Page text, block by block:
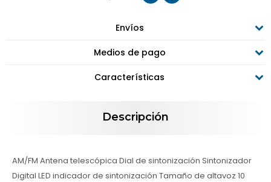
Envíos
Medios de pago
Características
Descripción
AM/FM Antena telescópica Dial de sintonización Sintonizador
Digital LED indicador de sintonización Tamaño de altavoz 10